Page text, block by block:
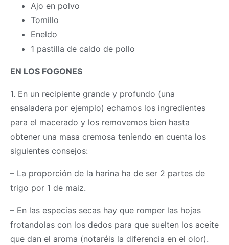
Ajo en polvo
Tomillo
Eneldo
1 pastilla de caldo de pollo
EN LOS FOGONES
1. En un recipiente grande y profundo (una
ensaladera por ejemplo) echamos los ingredientes
para el macerado y los removemos bien hasta
obtener una masa cremosa teniendo en cuenta los
siguientes consejos:
– La proporción de la harina ha de ser 2 partes de
trigo por 1 de maiz.
– En las especias secas hay que romper las hojas
frotandolas con los dedos para que suelten los aceite
que dan el aroma (notaréis la diferencia en el olor).